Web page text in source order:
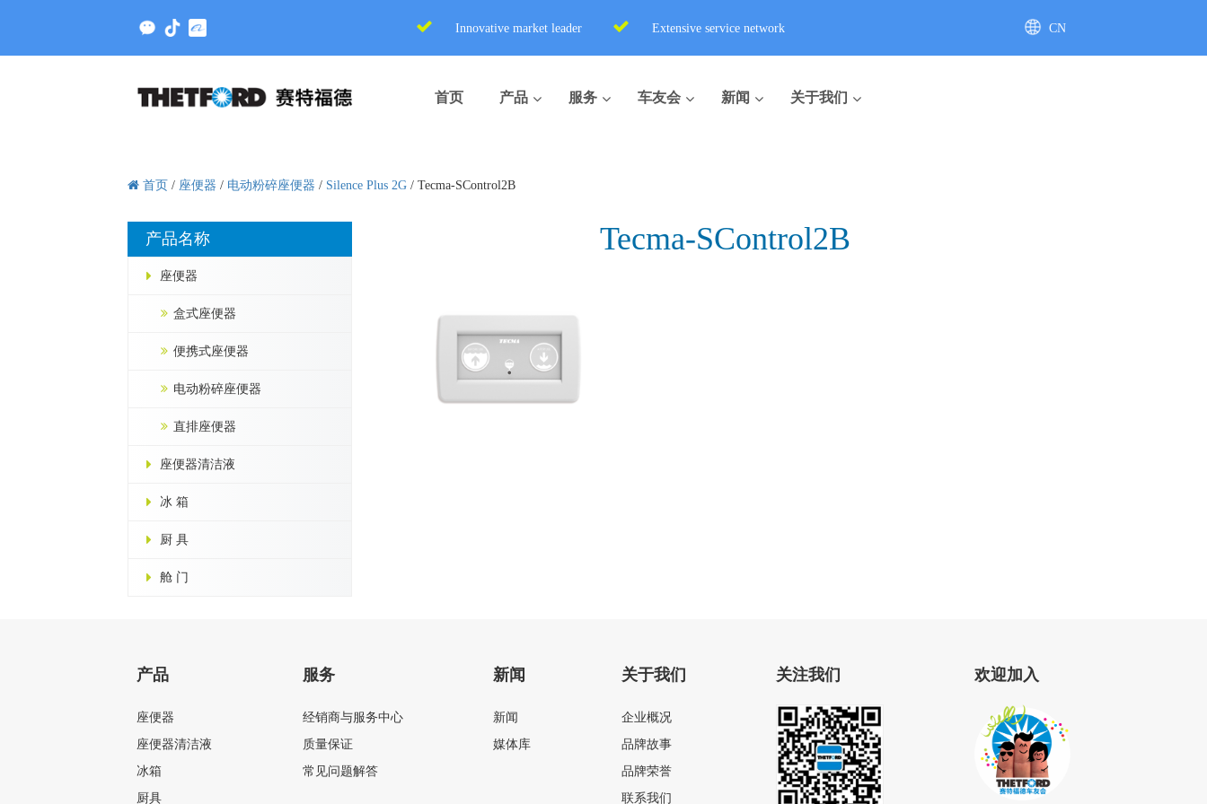
Innovative market leader Extensive service network CN
首页 产品 服务 车友会 新闻 关于我们
首页 / 座便器 / 电动粉碎座便器 / Silence Plus 2G / Tecma-SControl2B
产品名称
座便器
盒式座便器
便携式座便器
电动粉碎座便器
直排座便器
座便器清洁液
冰 箱
厨 具
舱 门
Tecma-SControl2B
产品
座便器
座便器清洁液
冰箱
厨具
服务
经销商与服务中心
质量保证
常见问题解答
新闻
新闻
媒体库
关于我们
企业概况
品牌故事
品牌荣誉
联系我们
关注我们 欢迎加入